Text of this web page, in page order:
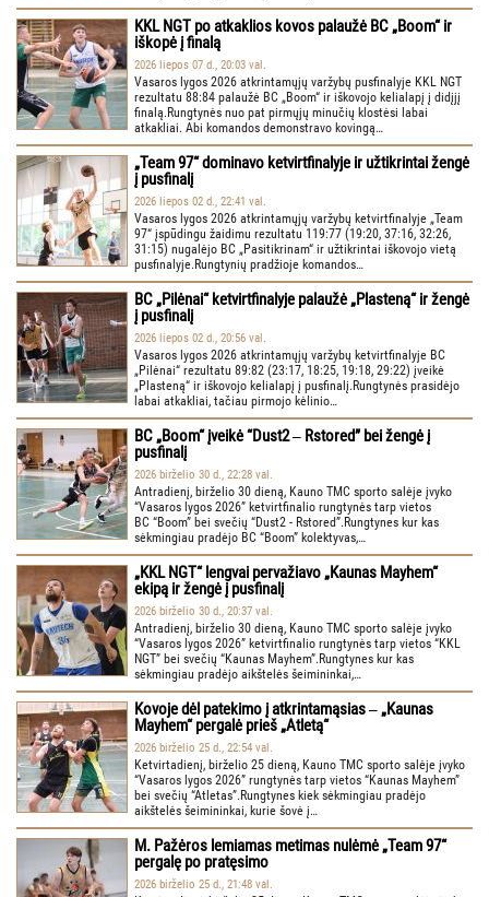
KKL NGT po atkaklios kovos palaužė BC „Boom“ ir
iškopė į finalą
2026 liepos 07 d., 20:03 val.
Vasaros lygos 2026 atkrintamųjų varžybų pusfinalyje KKL NGT
rezultatu 88:84 palaužė BC „Boom“ ir iškovojo kelialapį į didįjį
finalą.Rungtynės nuo pat pirmųjų minučių klostėsi labai
atkakliai. Abi komandos demonstravo kovingą…
„Team 97“ dominavo ketvirtfinalyje ir užtikrintai žengė
į pusfinalį
2026 liepos 02 d., 22:41 val.
Vasaros lygos 2026 atkrintamųjų varžybų ketvirtfinalyje „Team
97“ įspūdingu žaidimu rezultatu 119:77 (19:20, 37:16, 32:26,
31:15) nugalėjo BC „Pasitikrinam“ ir užtikrintai iškovojo vietą
pusfinalyje.Rungtynių pradžioje komandos…
BC „Pilėnai“ ketvirtfinalyje palaužė „Plasteną“ ir žengė
į pusfinalį
2026 liepos 02 d., 20:56 val.
Vasaros lygos 2026 atkrintamųjų varžybų ketvirtfinalyje BC
„Pilėnai“ rezultatu 89:82 (23:17, 18:25, 19:18, 29:22) įveikė
„Plasteną“ ir iškovojo kelialapį į pusfinalį.Rungtynės prasidėjo
labai atkakliai, tačiau pirmojo kėlinio…
BC „Boom“ įveikė “Dust2 ‒ Rstored” bei žengė į
pusfinalį
2026 birželio 30 d., 22:28 val.
Antradienį, birželio 30 dieną, Kauno TMC sporto salėje įvyko
“Vasaros lygos 2026” ketvirtfinalio rungtynės tarp vietos
BC “Boom” bei svečių “Dust2 - Rstored”.Rungtynes kur kas
sėkmingiau pradėjo BC “Boom” kolektyvas,…
„KKL NGT“ lengvai pervažiavo „Kaunas Mayhem“
ekipą ir žengė į pusfinalį
2026 birželio 30 d., 20:37 val.
Antradienį, birželio 30 dieną, Kauno TMC sporto salėje įvyko
“Vasaros lygos 2026” ketvirtfinalio rungtynės tarp vietos “KKL
NGT” bei svečių “Kaunas Mayhem”.Rungtynes kur kas
sėkmingiau pradėjo aikštelės šeimininkai,…
Kovoje dėl patekimo į atkrintamąsias ‒ „Kaunas
Mayhem“ pergalė prieš „Atletą“
2026 birželio 25 d., 22:54 val.
Ketvirtadienį, birželio 25 dieną, Kauno TMC sporto salėje įvyko
“Vasaros lygos 2026” rungtynės tarp vietos “Kaunas Mayhem”
bei svečių “Atletas”.Rungtynes kiek sėkmingiau pradėjo
aikštelės šeimininkai, kurie šovė į…
M. Pažėros lemiamas metimas nulėmė „Team 97“
pergalę po pratęsimo
2026 birželio 25 d., 21:48 val.